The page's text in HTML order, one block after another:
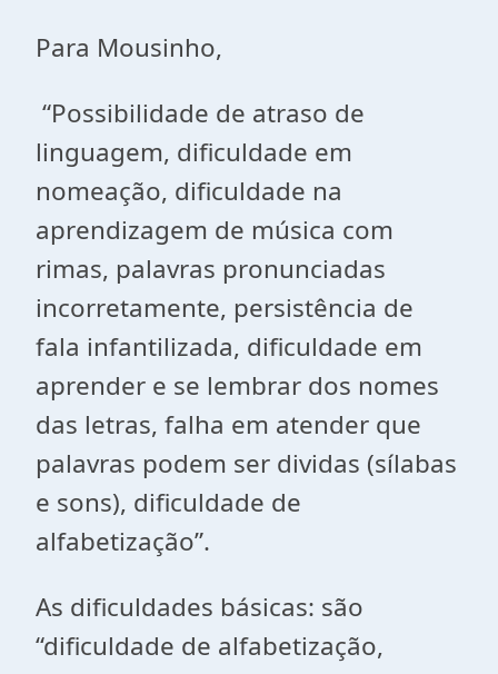
Para Mousinho,
“Possibilidade de atraso de
linguagem, dificuldade em
nomeação, dificuldade na
aprendizagem de música com
rimas, palavras pronunciadas
incorretamente, persistência de
fala infantilizada, dificuldade em
aprender e se lembrar dos nomes
das letras, falha em atender que
palavras podem ser dividas (sílabas
e sons), dificuldade de
alfabetização”.
As dificuldades básicas: são
“dificuldade de alfabetização,